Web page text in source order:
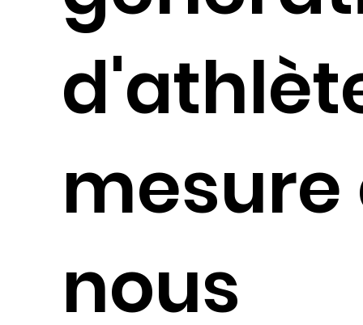
mesure
nous